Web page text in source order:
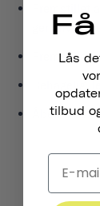
Fremstillet
Fremstillet
Behagelig,
Åben
Lås
tilbud